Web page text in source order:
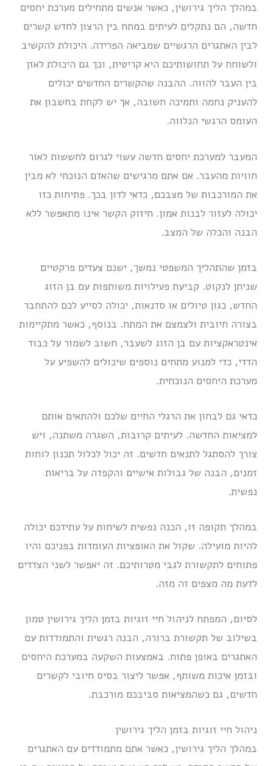
במהלך הליך גירושין, כאשר אנשים מתחילים מערכת יחסים
חדשה, הם נתקלים לעיתים במתח בין הרצון לחדש קשרים
לבין האתגרים הרגשיים שמביאה הפרידה. היכולת להקשיב
ולשוחח על תחושותיכם היא קריטית, וכך גם היכולת לאזן
בין העבר להווה. ההבנה שהקשרים החדשים יכולים
להעניק נחמה ותמיכה חשובה, אך יש לקחת בחשבון את
העומס הרגשי הנלווה.
המעבר למערכת יחסים חדשה עשוי לגרום לחששות לאור
חוויות מהעבר. אם אתם מרגישים שהאדם הנוכחי לא מבין
את המורכבות של מצבכם, כדאי לדון בכך. פתיחות כזו
יכולה לעזור לבנות אמון. חיזוק הקשר אינו מתאפשר ללא
הבנה והכלה של המצב.
בזמן שהתהליך המשפטי נמשך, ישנם צעדים פרקטיים
שניתן לנקוט. קביעת פעילויות משותפות עם בן הזוג
החדש, כגון טיולים או סדנאות, יכולה לסייע לכם להתחבר
בצורה חיובית ולצמצם את המתח. בנוסף, כאשר מתקיימות
אינטראקציות עם בן הזוג לשעבר, חשוב לשמור על כבוד
הדדי, כדי למנוע מתחים נוספים שיכולים להשפיע על
מערכת היחסים הנוכחית.
כדאי גם לבחון את הרגלי החיים שלכם ולהתאים אותם
למציאות החדשה. לעיתים קרובות, השגרה משתנה, ויש
צורך להסתגל לתנאים חדשים. זה יכול לכלול תכנון לוחות
זמנים, הבנה של גבולות אישיים והקפדה על בריאות
נפשית.
במהלך תקופה זו, הכנה נפשית לשיחות על עתידכם יכולה
להיות מועילה. שקול את האופציות העומדות בפניכם והיו
פתוחים לתקשורת לגבי מטרותיכם. זה יאפשר לשני הצדדים
לדעת מה מצפים זה מזה.
לסיום, המפתח לניהול חיי זוגיות בזמן הליך גירושין טמון
בשילוב של תקשורת ברורה, הבנה רגשית והתמודדות עם
האתגרים באופן פתוח. באמצעות השקעה במערכת היחסים
ובזמן איכות משותף, אפשר ליצור בסיס חיובי לקשרים
חדשים, גם כשהמציאות סביבכם מורכבת.
ניהול חיי זוגיות בזמן הליך גירושין
במהלך הליך גירושין, כאשר אתם מתמודדים עם האתגרים